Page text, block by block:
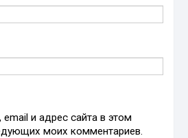
и адрес сайта в этом
моих комментариев.